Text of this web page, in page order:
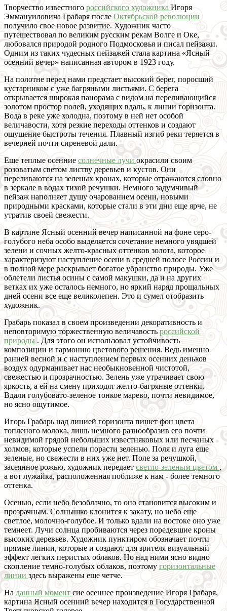
Творчество известного российского художника Игоря
Эммануиловича Грабаря после Октябрьской революции
получило свое новое развитие. Художник часто
путешествовал по великим русским рекам Волге и Оке,
любовался природой родного Подмосковья и писал пейзажи.
Одним из таких чудесных пейзажей стала картина «Ясный
осенний вечер» написанная автором в 1923 году.
На полотне перед нами предстает высокий берег, поросший
кустарником с уже багряными листьями. С берега
открывается широкая панорама с видом на переливающийся
золотом простор полей, уходящих вдаль, к линии горизонта.
Вода в реке уже холодна, поэтому в ней нет особой
величавости, хотя резкие переходы оттенков и создают
ощущение быстроты течения. Плавный изгиб реки теряется в
вечерней почти сиреневой дали.
Еще теплые осенние солнечные лучиокрасили своим
розоватым светом листву деревьев и кустов. Они
переливаются на зеленых кронах, которые отражаются словно
в зеркале в водах тихой речушки. Немного задумчивый
пейзаж наполняет душу очарованием осени, новыми
природными красками, которые стали в эти дни еще ярче, не
утратив своей свежести.
В картине Ясный осенний вечер написанной на фоне серо-
голубого неба особо выделяется сочетание немного увядшей
зелени и сочных желто-красных оттенков золота, которое
характеризуют наступление осени в средней полосе России и
в полной мере раскрывает богатое убранство природы. Уже
облетели листья осины с самой макушки, да и на других
ветках их уже осталось немного, но яркий наряд прощальных
дней осени все еще великолепен. Это и сумел отобразить
художник.
Грабарь показал в своем произведении декоративность и
неповторимую торжественную величавость российской
природы . Для этого он использовал устойчивость
композиции и гармонию цветового решения. Ведь именно
ранней весной и с наступлением первых осенних деньков
воздух одурманивает нас необыкновенной чистотой,
свежестью и прозрачностью. Зелень уже утрачивает свою
яркость, а ей на смену приходят желто-багряные оттенки.
Вдали голубовато-зеленое тонкое марево, почти невидимое,
но ясно ощутимое.
Игорь Грабарь над линией горизонта пишет фон цвета
топленого молока, лишь немного разнообразив его почти
невидимой грядой небольших известняковых или песчаных
холмов, которые успели порасти зеленью. Поля и луга еще
зеленые, но свежести в них уже нет. Поле за речушкой,
засеянное рожью, художник передаетсветло-зеленым цветом ,
а вот лужайка, расположенная поближе к нам - более темного
оттенка.
Осенью, если небо безоблачно, то оно становится высоким и
прозрачным. Солнышко клонится к закату, но небо еще
светлое, молочно-голубое. И только вдали на востоке оно уже
темнеет. Лучи солнца пробиваются через поредевшие кроны
высоких деревьев. Художник пунктиром обозначает почти
прямые линии, которые и создают для зрителя визуальный
эффект легких перистых облаков. Но над ними ясно видно
скопление темно-голубых облаков, поэтому горизонтальные
линии здесь выражены еще четче.
На данный момент сие осеннее произведение Игоря Грабаря,
картина Ясный осенний вечер находится в Государственной